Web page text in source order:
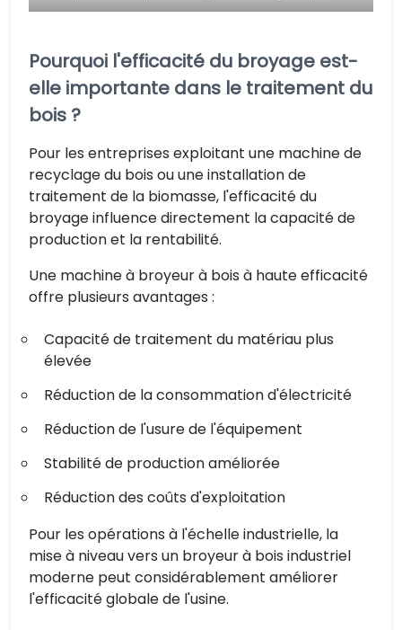
Pourquoi l'efficacité du broyage est-
elle importante dans le traitement du
bois ?
Pour les entreprises exploitant une machine de
recyclage du bois ou une installation de
traitement de la biomasse, l'efficacité du
broyage influence directement la capacité de
production et la rentabilité.
Une machine à broyeur à bois à haute efficacité
offre plusieurs avantages :
Capacité de traitement du matériau plus
élevée
Réduction de la consommation d'électricité
Réduction de l'usure de l'équipement
Stabilité de production améliorée
Réduction des coûts d'exploitation
Pour les opérations à l'échelle industrielle, la
mise à niveau vers un broyeur à bois industriel
moderne peut considérablement améliorer
l'efficacité globale de l'usine.